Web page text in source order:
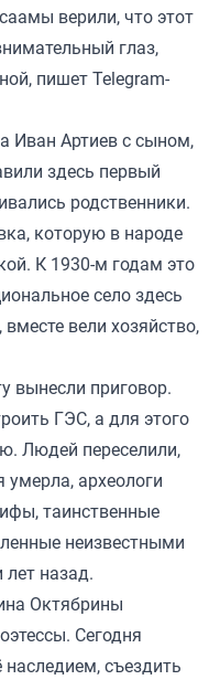
верили, что этот
глаз,
пишет Telegram-
Иван Артиев с сыном,
здесь первый
родственники.
которую в народе
К 1930-м годам это
село здесь
вели хозяйство,
вынесли приговор.
ГЭС, а для этого
Людей переселили,
археологи
таинственные
неизвестными
назад.
Октябрины
Сегодня
съездить